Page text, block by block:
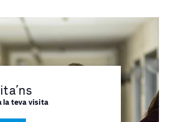
la teva visita